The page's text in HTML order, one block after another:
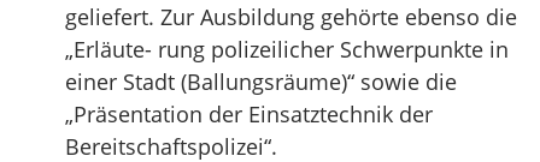
geliefert. Zur Ausbildung gehörte ebenso die
„Erläute- rung polizeilicher Schwerpunkte in
einer Stadt (Ballungsräume)“ sowie die
„Präsentation der Einsatztechnik der
Bereitschaftspolizei“.